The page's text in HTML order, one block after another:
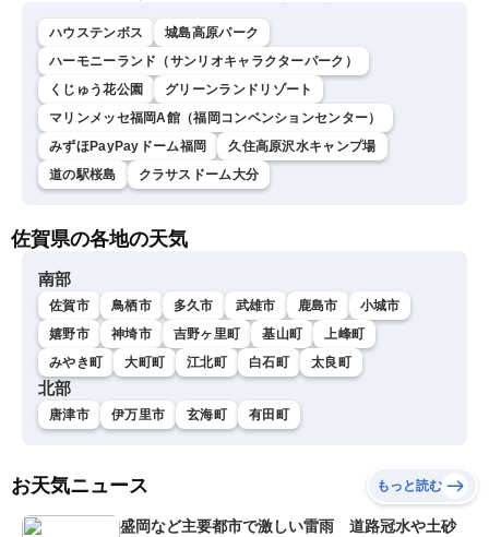
ハウステンボス
城島高原パーク
ハーモニーランド（サンリオキャラクターパーク）
くじゅう花公園
グリーンランドリゾート
マリンメッセ福岡A館（福岡コンベンションセンター）
みずほPayPayドーム福岡
久住高原沢水キャンプ場
道の駅桜島
クラサスドーム大分
佐賀県の各地の天気
南部
佐賀市 鳥栖市 多久市 武雄市 鹿島市
小城市
嬉野市
神埼市 吉野ヶ里町 基山町
上峰町
みやき町
大町町 江北町 白石町 太良町
北部
唐津市 伊万里市 玄海町 有田町
お天気ニュース もっと読む
盛岡など主要都市で激しい雷雨 道路冠水や土砂